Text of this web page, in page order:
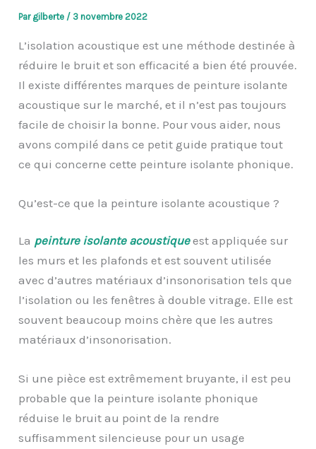
Par gilberte / 3 novembre 2022
L’isolation acoustiqueest une méthodedestinée à
réduire le bruit et son efficacitéa bienété prouvée.
Il existe différentes marques de peinture isolante
acoustique sur le marché, et il n’est pas toujours
facile de choisir la bonne. Pour vous aider, nous
avons compilédansce petit guide pratique tout
ce qui concernecette peinture isolante phonique.
Qu’est-ce que la peinture isolante acoustique ?
La peinture isolante acoustiqueest appliquée sur
les murs et les plafonds et est souvent utilisée
avec d’autres matériaux d’insonorisation tels que
l’isolation ou les fenêtres à double vitrage. Elle est
souvent beaucoup moins chère que les autres
matériaux d’insonorisation.
Si une pièce est extrêmement bruyante, il est peu
probable que la peinture isolante phonique
réduise le bruit au point de la rendre
suffisamment silencieuse pour un usage